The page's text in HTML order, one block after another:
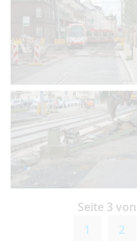
Seite 3
1 2